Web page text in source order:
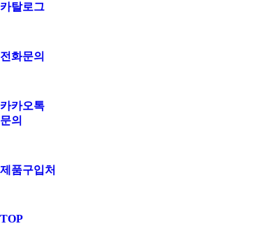
카탈로그
전화문의
카카오톡
문의
제품구입처
TOP